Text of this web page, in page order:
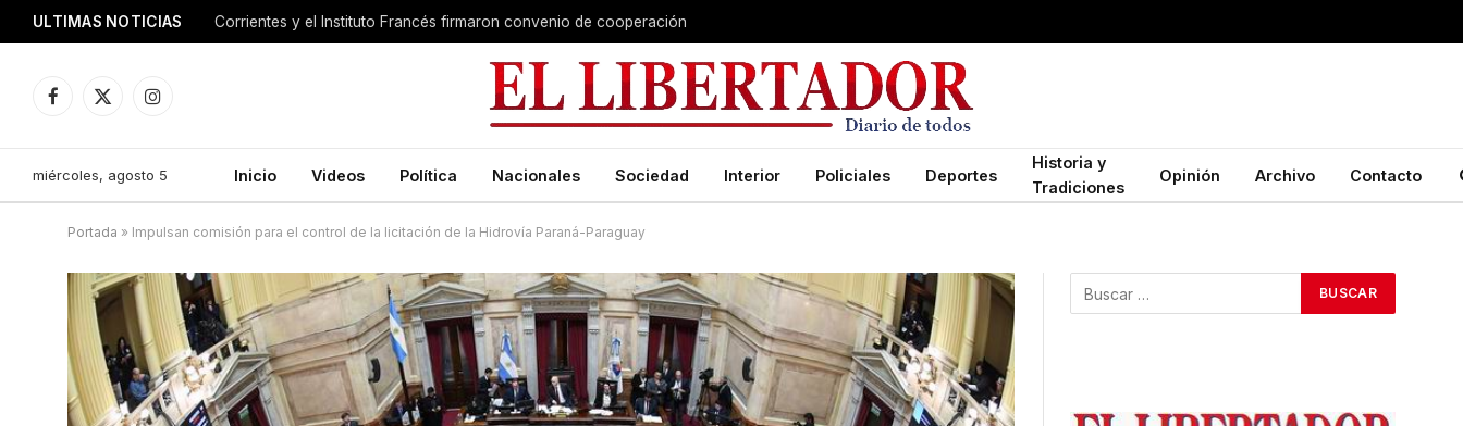
ULTIMAS NOTICIAS Corrientes y el Instituto Francés firmaron convenio de cooperación
Facebook
X
Instagram
miércoles, agosto 5 Inicio Videos Política Nacionales Sociedad Interior Policiales Deportes
Historia y
Tradiciones
Opinión Archivo Contacto
Portada » Impulsan comisión para el control de la licitación de la Hidrovía Paraná-Paraguay